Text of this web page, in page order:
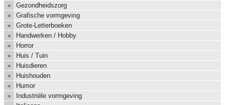
Gezondheidszorg
Grafische vormgeving
Grote-Letterboeken
Handwerken / Hobby
Horror
Huis / Tuin
Huisdieren
Huishouden
Humor
Industriële vormgeving